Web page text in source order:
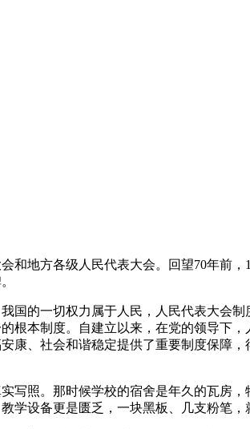
地方各级人民代表大会。回望70年前，
的一切权力属于人民，人民代表大会制
根本制度。自建立以来，在党的领导下
康、社会和谐稳定提供了重要制度保障
照。那时候学校的宿舍是年久的瓦房，
设备更是匮乏，一块黑板、几支粉笔，